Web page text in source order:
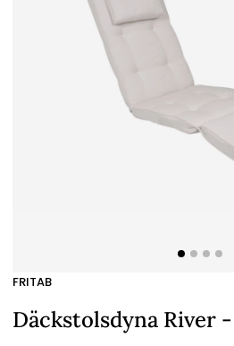
FRITAB
Däckstolsdyna River